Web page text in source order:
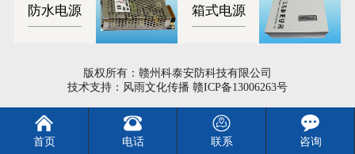
防水电源 箱式电源
版权所有：赣州科泰安防科技有限公司
技术支持：风雨文化传播 赣ICP备13006263号
首页 电话 联系 咨询